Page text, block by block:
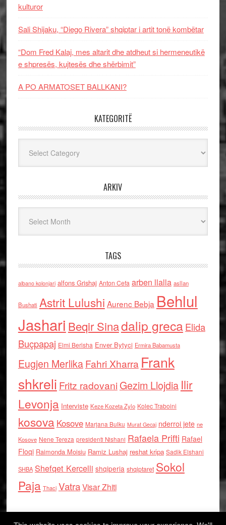
kulturor
Sali Shijaku, “Diego Rivera” shqiptar i artit tonë kombëtar
“Dom Fred Kalaj, mes altarit dhe atdheut si hermeneutikë
e shpresës, kujtesës dhe shërbimit”
A PO ARMATOSET BALLKANI?
KATEGORITË
ARKIV
TAGS
albano kolonjari alfons Grishaj Anton Cefa arben llalla asllan
Bushati Astrit Lulushi Aurenc Bebja Behlul
Jashari Beqir Sinadalip grecaElida
Buçpapaj Elmi Berisha Enver Bytyci Ermira Babamusta
Eugjen MerlikaFahri Xharra Frank
shkreli Fritz radovaniGezim Llojdia Ilir
Levonja Interviste Keze Kozeta Zylo Kolec Traboini
kosova Kosove Marjana Bulku Murat Gecaj nderroi jete ne
Kosove Nene Tereza presidenti Nishani Rafaela Prifti Rafael
Floqi Raimonda Moisiu Ramiz Lushaj reshat kripa Sadik Elshani
SHBA Shefqet Kercelli shqiperia shqiptaret Sokol
Paja Thaci VatraVisar Zhiti